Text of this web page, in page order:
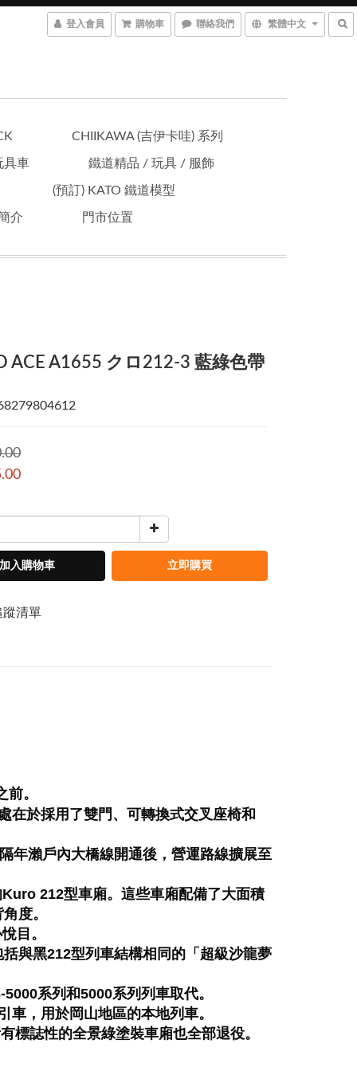
登入會員 購物車 聯絡我們 繁體中文
CHIIKAWA (吉伊卡哇) 系列
具車 鐵道精品 / 玩具 / 服飾
(預訂) KATO 鐵道模型
介 門市位置
ACE A1655 クロ212-3 藍綠色帶
加入購物車 立即購買
蹤清單
。
在於採用了雙門、可轉換式交叉座椅和
年瀨戶內大橋線開通後，營運路線擴展至
212型車廂。這些車廂配備了大面積
度。
目。
與黑212型列車結構相同的「超級沙龍夢
系列和5000系列列車取代。
，用於岡山地區的本地列車。
標誌性的全景綠塗裝車廂也全部退役。